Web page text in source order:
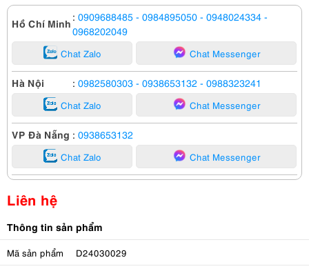
Hồ Chí Minh : 0909688485 - 0984895050 - 0948024334 -
0968202049
Chat Zalo Chat Messenger
Hà Nội : 0982580303 - 0938653132 - 0988323241
Chat Zalo Chat Messenger
VP Đà Nẵng : 0938653132
Chat Zalo Chat Messenger
Liên hệ
Thông tin sản phẩm
Mã sản phẩm D24030029